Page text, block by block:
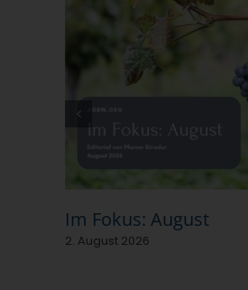
Im Fokus: August
2. August 2026